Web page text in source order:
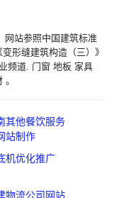
网站参照中国建筑标准
形缝建筑构造（三）》
频道. 门窗 地板 家具
其他餐饮服务
站制作
机优化推广
物流公司网站